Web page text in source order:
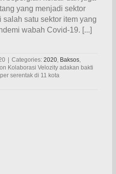
yang menjadi sektor
satu sektor item yang
wabah Covid-19. [...]
Categories: 2020, Baksos,
Kolaborasi Velozity adakan bakti
serentak di 11 kota